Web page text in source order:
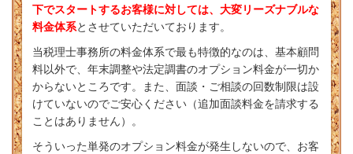
下でスタートするお客様に対しては、大変リーズナブルな
料金体系とさせていただいております。
当税理士事務所の料金体系で最も特徴的なのは、基本顧問
料以外で、年末調整や法定調書のオプション料金が一切か
からないところです。また、面談・ご相談の回数制限は設
けていないのでご安心ください（追加面談料金を請求する
ことはありません）。
そういった単発のオプション料金が発生しないので、お客